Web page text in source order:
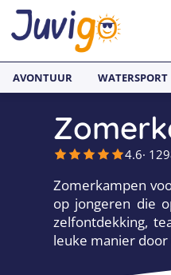
AVONTUUR WATERSPORT
4.6·
Zomerkampen
op jongeren die
zelfontdekking,
leuke manier